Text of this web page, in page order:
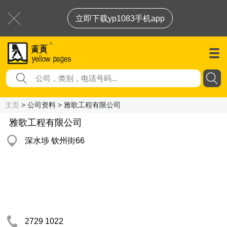
立即下载yp1083手机app
主页 > 公司资料 > 雅歌工程有限公司
雅歌工程有限公司
深水埗 钦州街66
2729 1022